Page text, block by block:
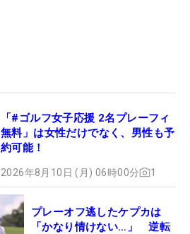
「#ゴルフ女子応援 2名プレーフィ
無料」は女性だけでなく、男性も予
約可能！
2026年8月10日 (月) 06時00分 1
プレーオフ逃したケプカは
「かなり情けない…」 逆転